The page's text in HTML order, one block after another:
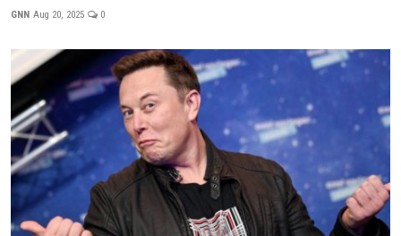
GNN Aug 20, 2025 0